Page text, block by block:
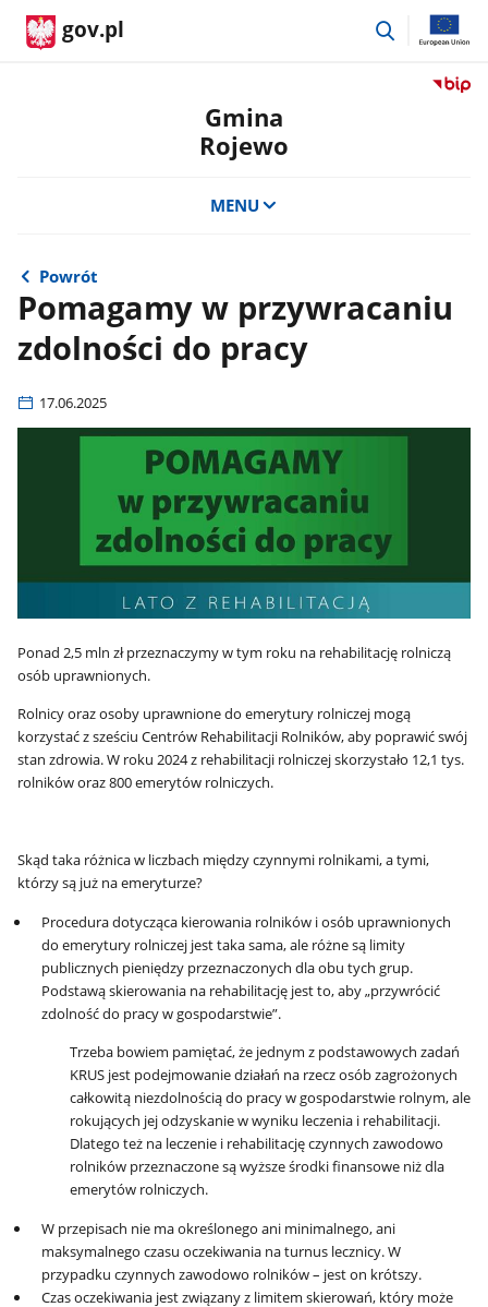
gov.pl
przejdź
Przejdź
Gmina
Rojewo
MENU
Powrót
Pomagamy w przywracaniu
zdolności do pracy
17.06.2025
Ponad 2,5 mln zł przeznaczymy w tym roku na rehabilitację rolniczą
osób uprawnionych.
Rolnicy oraz osoby uprawnione do emerytury rolniczej mogą
korzystać z sześciu Centrów Rehabilitacji Rolników, aby poprawić swój
stan zdrowia. W roku 2024 z rehabilitacji rolniczej skorzystało 12,1 tys.
rolników oraz 800 emerytów rolniczych.
Skąd taka różnica w liczbach między czynnymi rolnikami, a tymi,
którzy są już na emeryturze?
Procedura dotycząca kierowania rolników i osób uprawnionych
do emerytury rolniczej jest taka sama, ale różne są limity
publicznych pieniędzy przeznaczonych dla obu tych grup.
Podstawą skierowania na rehabilitację jest to, aby „przywrócić
zdolność do pracy w gospodarstwie”.
Trzeba bowiem pamiętać, że jednym z podstawowych zadań
KRUS jest podejmowanie działań na rzecz osób zagrożonych
całkowitą niezdolnością do pracy w gospodarstwie rolnym, ale
rokujących jej odzyskanie w wyniku leczenia i rehabilitacji.
Dlatego też na leczenie i rehabilitację czynnych zawodowo
rolników przeznaczone są wyższe środki finansowe niż dla
emerytów rolniczych.
W przepisach nie ma określonego ani minimalnego, ani
maksymalnego czasu oczekiwania na turnus lecznicy. W
przypadku czynnych zawodowo rolników – jest on krótszy.
Czas oczekiwania jest związany z limitem skierowań, który może